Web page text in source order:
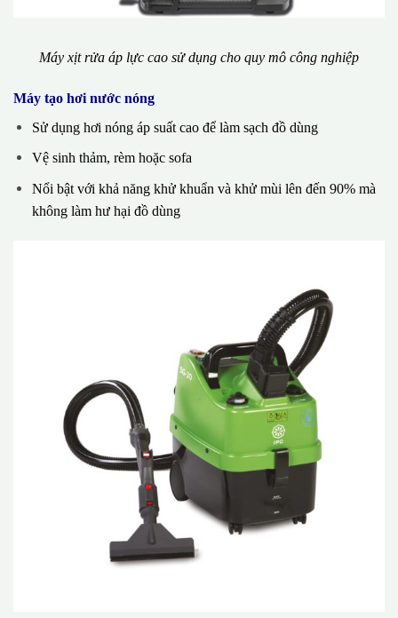
Máy xịt rửa áp lực cao sử dụng cho quy mô công nghiệp
Máy tạo hơi nước nóng
Sử dụng hơi nóng áp suất cao để làm sạch đồ dùng
Vệ sinh thảm, rèm hoặc sofa
Nổi bật với khả năng khử khuẩn và khử mùi lên đến 90% mà
không làm hư hại đồ dùng